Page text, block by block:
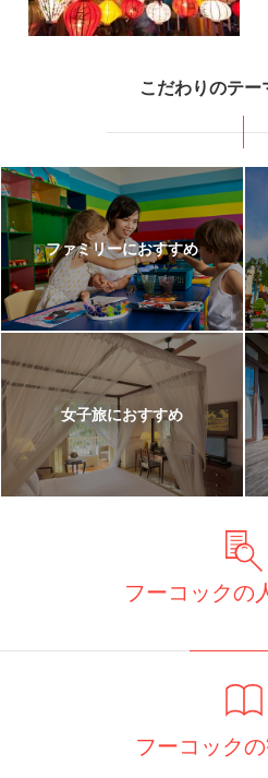
【＜5
1泊1回のスパ・サンセットタウンまでの水上
SEA」無料鑑賞チケット付き
成田発5日間 200,800円～
【世界
在】
JWマリオット（エメラルドルーム）泊＜空港
発 5日間 197,800 円～
【現
成田発5日間 173,800円～
【5つ
ド フ
こだわりのテー
ファミリーにおすすめ
女子旅におすすめ
フーコックの
フーコック